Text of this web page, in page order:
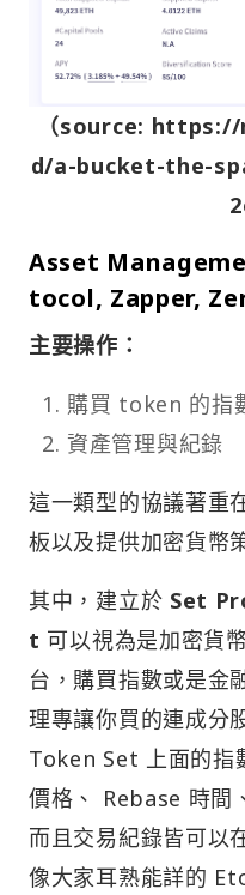
（source:
d/a-bucket-the-
Asset
tocol, Zapper,
主要操作：
購買 token 的指
資產管理與紀錄
這一類型的協議著重
板以及提供加密貨幣
其中，建立於 Set
t 可以視為是加密貨
台，購買指數或是金
理專讓你買的連成分
Token Set 上面的指
價格、 Rebase 時間
而且交易紀錄皆可以
像大家耳熟能詳的